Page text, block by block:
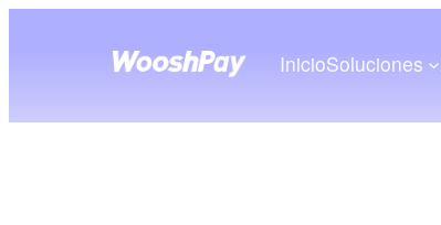
InicioSoluciones